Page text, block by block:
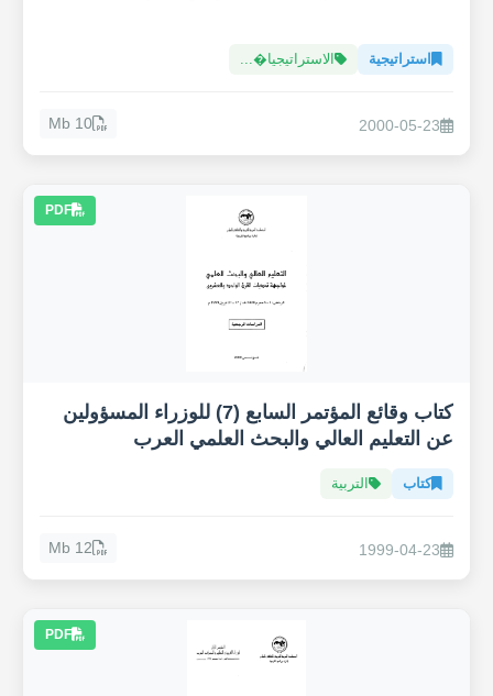
استراتيجية الاستراتيجيا�...
2000-05-23
10 Mb
PDF
كتاب وقائع المؤتمر السابع (7) للوزراء المسؤولين
عن التعليم العالي والبحث العلمي العرب
كتاب التربية
1999-04-23
12 Mb
PDF